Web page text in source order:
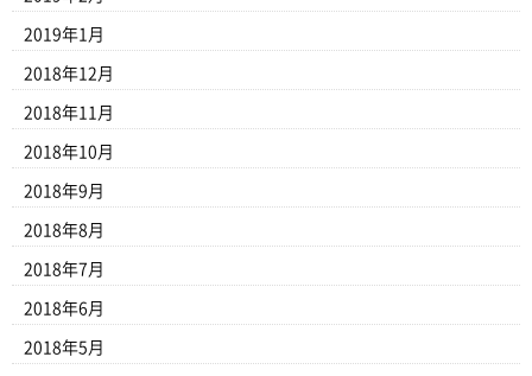
2019年1月
2018年12月
2018年11月
2018年10月
2018年9月
2018年8月
2018年7月
2018年6月
2018年5月